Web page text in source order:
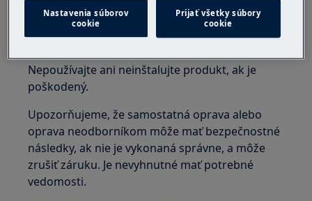
Uistite sa, že produkt používate len na jeho
určený účel a overte, že je kompatibilnou
súčasťou pre zamýšľaný výrobok.
Nepoužívajte ani neinštalujte produkt, ak je
poškodený.
Upozorňujeme, že samostatná oprava alebo
oprava neodborníkom môže mať bezpečnostné
následky, ak nie je vykonaná správne, a môže
zrušiť záruku. Je nevyhnutné mať potrebné
vedomosti.
Nastavenia súborov
cookie
Prijať všetky súbory
cookie